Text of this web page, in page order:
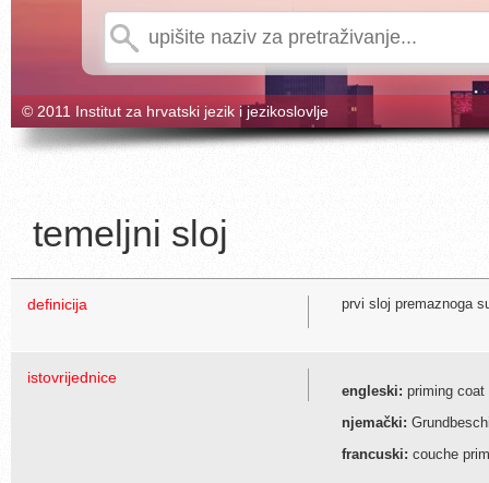
© 2011 Institut za hrvatski jezik i jezikoslovlje
temeljni sloj
definicija prvi sloj premaznoga
istovrijednice
engleski: priming coat
njemački:
francuski: couche